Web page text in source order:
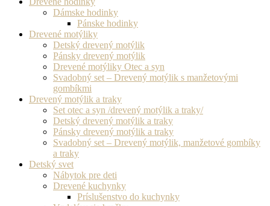
Dámske hodinky
Pánske hodinky
Drevené motýliky
Detský drevený motýlik
Pánsky drevený motýlik
Drevené motýliky Otec a syn
Svadobný set – Drevený motýlik s manžetovými
gombíkmi
Drevený motýlik a traky
Set otec a syn /drevený motýlik a traky/
Detský drevený motýlik a traky
Pánsky drevený motýlik a traky
Svadobný set – Drevený motýlik, manžetové gombíky
a traky
Detský svet
Nábytok pre deti
Drevené kuchynky
Príslušenstvo do kuchynky